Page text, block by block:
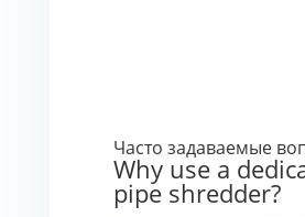
Часто задаваемые
Why use a
pipe shredder?